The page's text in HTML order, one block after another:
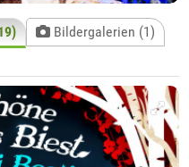
Bildergalerien (1)